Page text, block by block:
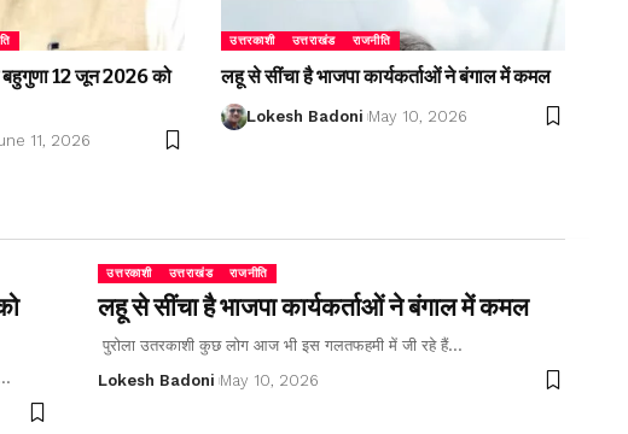
बहुगुणा 12 जून 2026 को
11, 2026
उत्तरकाशी उत्तराखंड राजनीति
लहू से सींचा है भाजपा कार्यकर्ताओं ने बंगाल में कमल
Lokesh Badoni May 10, 2026
उत्तरकाशी उत्तराखंड राजनीति
लहू से सींचा है भाजपा कार्यकर्ताओं ने बंगाल में कमल
पुरोला उतरकाशी कुछ लोग आज भी इस गलतफहमी में जी रहे हैं…
Lokesh Badoni May 10, 2026